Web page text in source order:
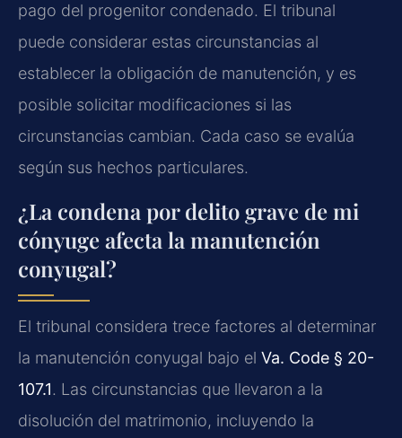
pago del progenitor condenado. El tribunal
puede considerar estas circunstancias al
establecer la obligación de manutención, y es
posible solicitar modificaciones si las
circunstancias cambian. Cada caso se evalúa
según sus hechos particulares.
¿La condena por delito grave de mi
cónyuge afecta la manutención
conyugal?
El tribunal considera trece factores al determinar
la manutención conyugal bajo el Va. Code § 20-
107.1. Las circunstancias que llevaron a la
disolución del matrimonio, incluyendo la